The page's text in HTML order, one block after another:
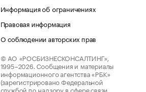
Информация об ограничениях
Правовая информация
О соблюдении авторских прав
© АО «РОСБИЗНЕСКОНСАЛТИНГ»,
1995–2026. Сообщения и материалы
информационного агентства «РБК»
(зарегистрировано Федеральной
службой по надзору в сфере связи,